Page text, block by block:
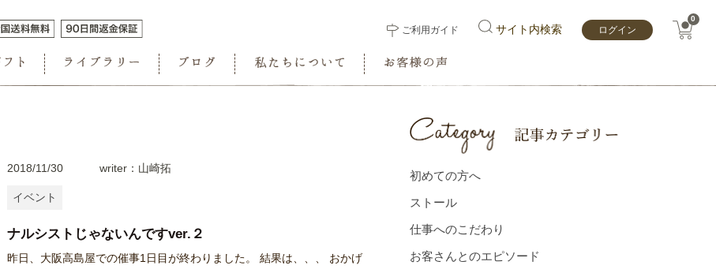
ご利用ガイド サイト内検索 ログイン
0
2018/11/30 writer：山崎拓
イベント
ナルシストじゃないんですver.２
昨日、大阪高島屋での催事1日目が終わりました。 結果は、、、 おかげ
初めての方へ
ストール
仕事へのこだわり
お客さんとのエピソード